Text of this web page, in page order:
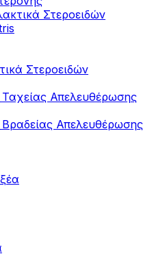
Στεροειδών
Στεροειδών
Απελευθέρωσης
Απελευθέρωσης